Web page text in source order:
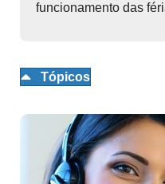
funcionamento das
Tópicos